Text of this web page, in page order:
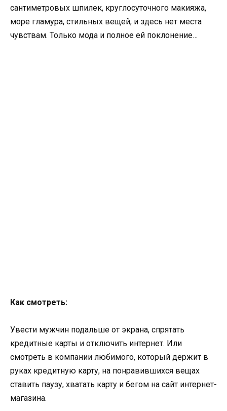
сантиметровых шпилек, круглосуточного макияжа,
море гламура, стильных вещей, и здесь нет места
чувствам. Только мода и полное ей поклонение…
Как смотреть:
Увести мужчин подальше от экрана, спрятать
кредитные карты и отключить интернет. Или
смотреть в компании любимого, который держит в
руках кредитную карту, на понравившихся вещах
ставить паузу, хватать карту и бегом на сайт интернет-
магазина.